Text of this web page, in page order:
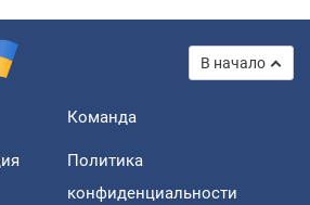
В начало
Команда
Политика
конфиденциальности